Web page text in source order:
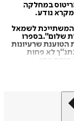
אמריטוס במחלקה
נודע.
המשתייכת לשמאל
שלום".‏בספרו
שרעיונות
לא פחות
ארץ.